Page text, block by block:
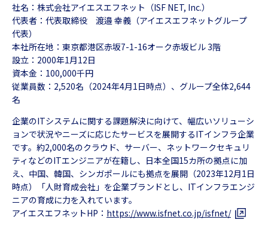
社名：株式会社アイエスエフネット（ISF NET, Inc.）
代表者：代表取締役 渡邉 幸義（アイエスエフネットグループ
代表）
本社所在地：東京都港区赤坂7-1-16オーク赤坂ビル 3階
設立：2000年1月12日
資本金：100,000千円
従業員数：2,520名（2024年4月1日時点）、グループ全体2,644
名
企業のITシステムに関する課題解決に向けて、幅広いソリューシ
ョンで状況やニーズに応じたサービスを展開するITインフラ企業
です。約2,000名のクラウド、サーバー、ネットワークセキュリ
ティなどのITエンジニアが在籍し、日本全国15カ所の拠点に加
え、中国、韓国、シンガポールにも拠点を展開（2023年12月1日
時点）「人財育成会社」を企業ブランドとし、ITインフラエンジ
ニアの育成に力を入れています。
アイエスエフネットHP： https://www.isfnet.co.jp/isfnet/